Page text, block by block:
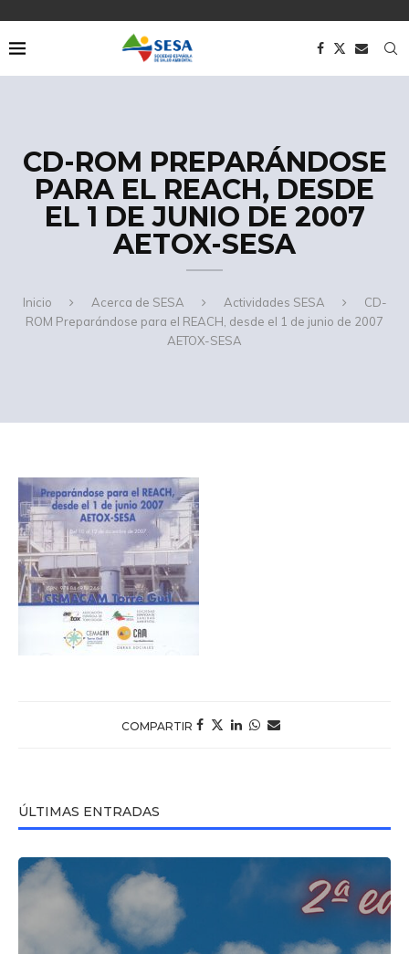
CD-ROM PREPARÁNDOSE
PARA EL REACH, DESDE
EL 1 DE JUNIO DE 2007
AETOX-SESA
Inicio Acerca de SESA Actividades SESA
CD-
ROM Preparándose para el REACH, desde el 1 de junio de 2007
AETOX-SESA
COMPARTIR
ÚLTIMAS ENTRADAS